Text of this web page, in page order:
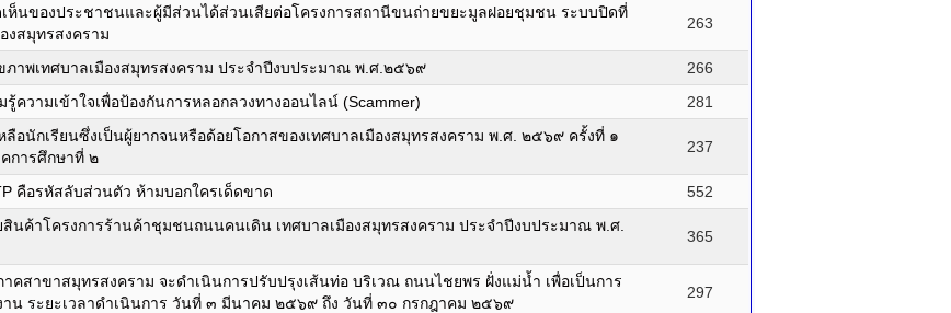
เห็นของประชาชนและผู้มีส่วนได้ส่วนเสียต่อโครงการสถานีขนถ่ายขยะมูลฝอยชุมชน ระบบปิดที่
งสมุทรสงคราม
263
ภาพเทศบาลเมืองสมุทรสงคราม ประจำปีงบประมาณ พ.ศ.๒๕๖๙
266
ความเข้าใจเพื่อป้องกันการหลอกลวงทางออนไลน์ (Scammer) 281
ลือนักเรียนซึ่งเป็นผู้ยากจนหรือด้อยโอกาสของเทศบาลเมืองสมุทรสงคราม พ.ศ. ๒๕๖๙ ครั้งที่ ๑
การศึกษาที่ ๒
237
คือรหัสลับส่วนตัว ห้ามบอกใครเด็ดขาด 552
สินค้าโครงการร้านค้าชุมชนถนนคนเดิน เทศบาลเมืองสมุทรสงคราม ประจำปีงบประมาณ พ.ศ.
365
คสาขาสมุทรสงคราม จะดำเนินการปรับปรุงเส้นท่อ บริเวณ ถนนไชยพร ฝั่งแม่น้ำ เพื่อเป็นการ
น ระยะเวลาดำเนินการ วันที่ ๓ มีนาคม ๒๕๖๙ ถึง วันที่ ๓๐ กรกฎาคม ๒๕๖๙
297